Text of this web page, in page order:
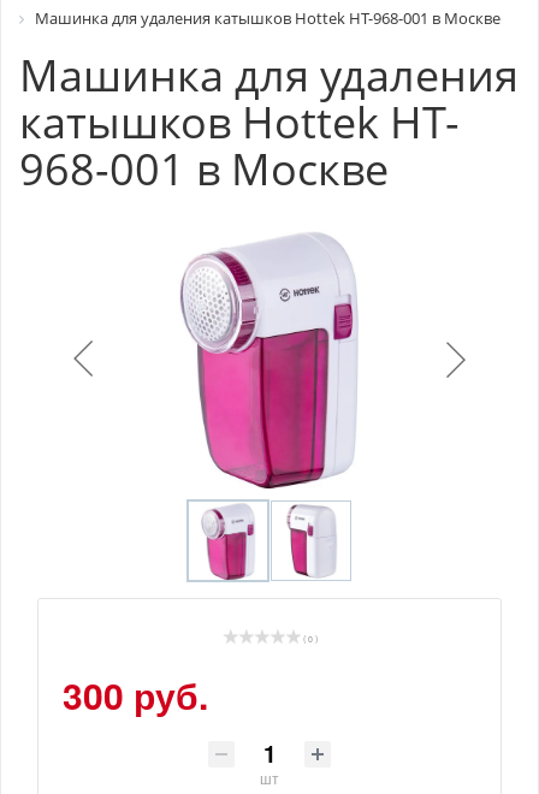
Машинка для удаления катышков Hottek HT-968-001 в Москве
Машинка для удаления
катышков Hottek HT-
968-001 в Москве
( 0 )
300 руб.
шт